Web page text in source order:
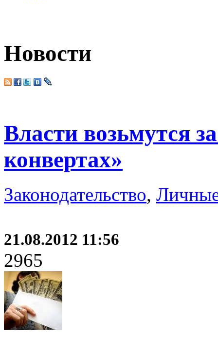
Новости
Власти возьмутся
конвертах»
Законодательство,
21.08.2012 11:56
2965